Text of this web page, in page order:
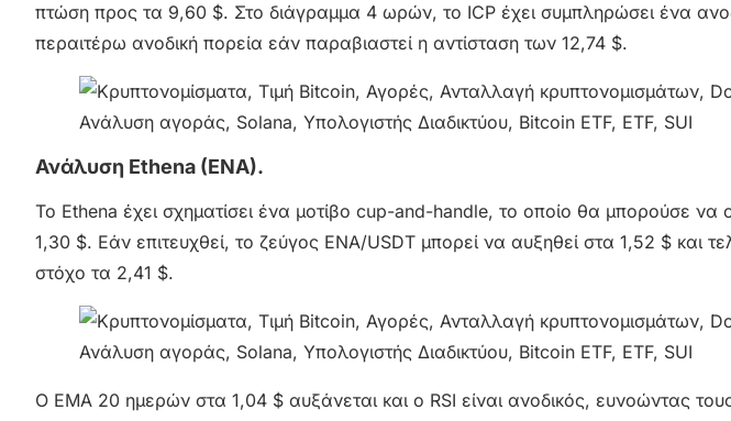
πτώση προς τα 9,60 $. Στο διάγραμμα 4 ωρών, το ICP έχει συμπληρώσει ένα
περαιτέρω ανοδική πορεία εάν παραβιαστεί η αντίσταση των 12,74 $.
Ανάλυση Ethena (ENA).
Το Ethena έχει σχηματίσει ένα μοτίβο cup-and-handle, το οποίο θα μπορούσε
1,30 $. Εάν επιτευχθεί, το ζεύγος ENA/USDT μπορεί να αυξηθεί στα 1,52 $ και
στόχο τα 2,41 $.
Ο EMA 20 ημερών στα 1,04 $ αυξάνεται και ο RSI είναι ανοδικός, ευνοώντας